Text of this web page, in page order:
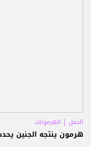
الحمل الهرمونات
هرمون ينتجه الجنين